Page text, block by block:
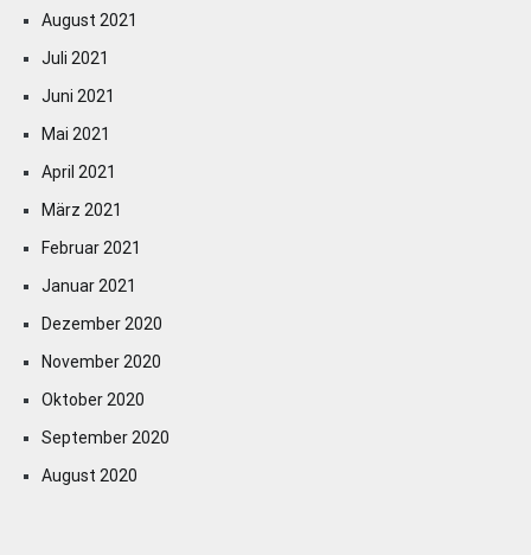
August 2021
Juli 2021
Juni 2021
Mai 2021
April 2021
März 2021
Februar 2021
Januar 2021
Dezember 2020
November 2020
Oktober 2020
September 2020
August 2020